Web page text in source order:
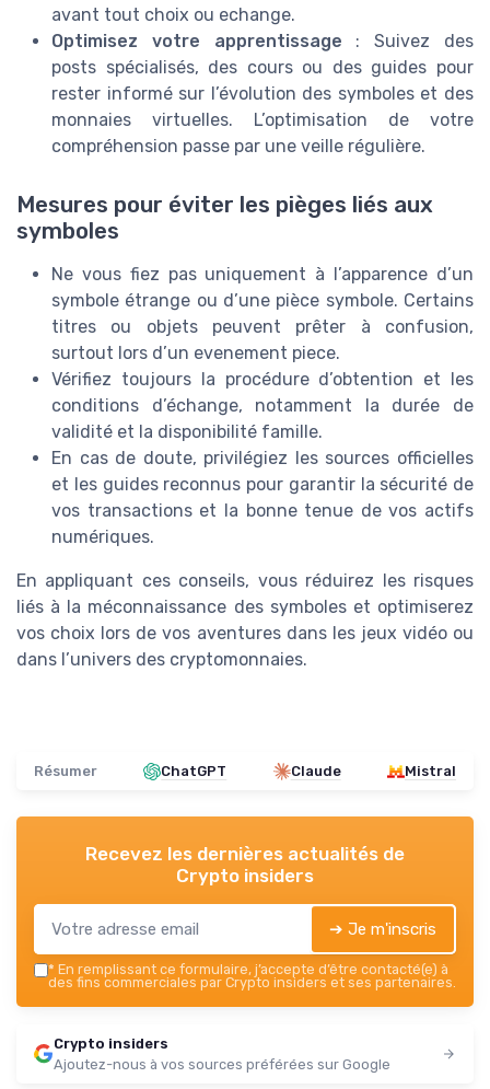
avant tout choix ou echange.
Optimisez votre apprentissage : Suivez des
posts spécialisés, des cours ou des guides pour
rester informé sur l’évolution des symboles et des
monnaies virtuelles. L’optimisation de votre
compréhension passe par une veille régulière.
Mesures pour éviter les pièges liés aux
symboles
Ne vous fiez pas uniquement à l’apparence d’un
symbole étrange ou d’une pièce symbole. Certains
titres ou objets peuvent prêter à confusion,
surtout lors d’un evenement piece.
Vérifiez toujours la procédure d’obtention et les
conditions d’échange, notamment la durée de
validité et la disponibilité famille.
En cas de doute, privilégiez les sources officielles
et les guides reconnus pour garantir la sécurité de
vos transactions et la bonne tenue de vos actifs
numériques.
En appliquant ces conseils, vous réduirez les risques
liés à la méconnaissance des symboles et optimiserez
vos choix lors de vos aventures dans les jeux vidéo ou
dans l’univers des cryptomonnaies.
Résumer ChatGPT Claude Mistral
Recevez les dernières actualités de
Crypto insiders
➔ Je m'inscris
* En remplissant ce formulaire, j’accepte d’être contacté(e) à
des fins commerciales par Crypto insiders et ses partenaires.
Crypto insiders
Ajoutez-nous à vos sources préférées sur Google